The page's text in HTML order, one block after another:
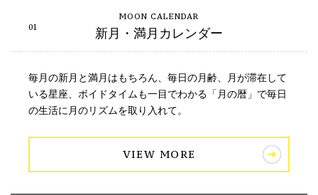
新月・満月カレンダー
毎月の新月と満月はもちろん、毎日の月齢、月が滞在して
いる星座、ボイドタイムも一目でわかる「月の暦」で毎日
の生活に月のリズムを取り入れて。
VIEW MORE